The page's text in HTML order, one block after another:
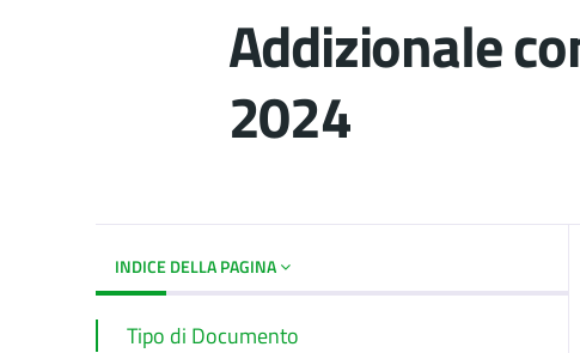
Addizionale
2024
INDICE DELLA PAGINA
Tipo di Documento